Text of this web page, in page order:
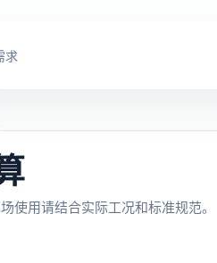
求
使用请结合实际工况和标准规范。